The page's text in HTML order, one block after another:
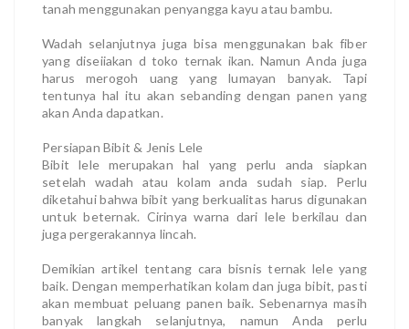
tanah menggunakan penyangga kayu atau bambu.
Wadah selanjutnya juga bisa menggunakan bak fiber
yang diseiiakan d toko ternak ikan. Namun Anda juga
harus merogoh uang yang lumayan banyak. Tapi
tentunya hal itu akan sebanding dengan panen yang
akan Anda dapatkan.
Persiapan Bibit & Jenis Lele
Bibit lele merupakan hal yang perlu anda siapkan
setelah wadah atau kolam anda sudah siap. Perlu
diketahui bahwa bibit yang berkualitas harus digunakan
untuk beternak. Cirinya warna dari lele berkilau dan
juga pergerakannya lincah.
Demikian artikel tentang cara bisnis ternak lele yang
baik. Dengan memperhatikan kolam dan juga bibit, pasti
akan membuat peluang panen baik. Sebenarnya masih
banyak langkah selanjutnya, namun Anda perlu